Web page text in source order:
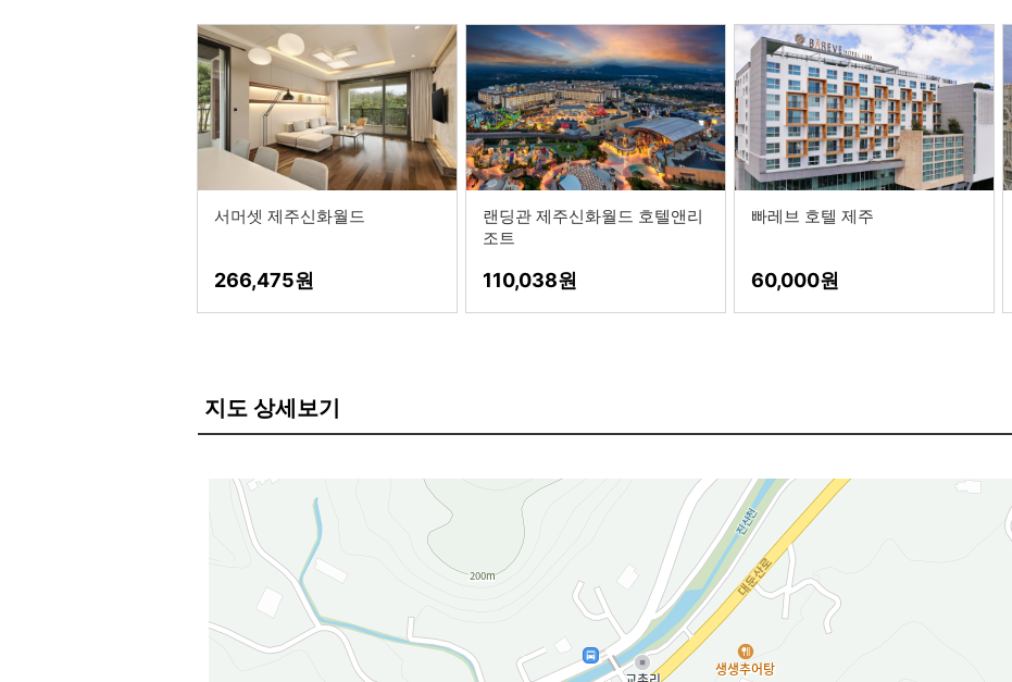
서머셋 제주신화월드
266,475
랜딩관 제주신화월드 호텔앤리
조트
110,038
빠레브 호텔 제주
60,000
지도 상세보기